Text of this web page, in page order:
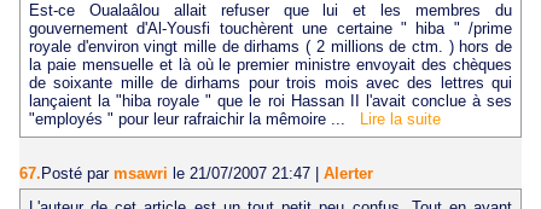
Est-ce Oualaâlou allait refuser que lui et les membres du
gouvernement d'Al-Yousfi touchèrent une certaine " hiba " /prime
royale d'environ vingt mille de dirhams ( 2 millions de ctm. ) hors de
la paie mensuelle et là où le premier ministre envoyait des chèques
de soixante mille de dirhams pour trois mois avec des lettres qui
lançaient la "hiba royale " que le roi Hassan II l'avait conclue à ses
"employés " pour leur rafraichir la mêmoire ...
Lire la suite
67. Posté par msawri le 21/07/2007 21:47
Alerter